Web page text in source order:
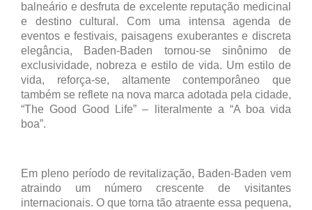
balneário e desfruta de excelente reputação medicinal
e destino cultural. Com uma intensa agenda de
eventos e festivais, paisagens exuberantes e discreta
elegância, Baden-Baden tornou-se sinônimo de
exclusividade, nobreza e estilo de vida. Um estilo de
vida, reforça-se,
altamente contemporâneo que
também se reflete na nova marca adotada pela cidade,
“The Good Good Life” – literalmente a “A boa vida
boa”.
Em pleno período de revitalização, Baden-Baden vem
atraindo um número crescente de visitantes
internacionais. O que torna tão atraente essa pequena,